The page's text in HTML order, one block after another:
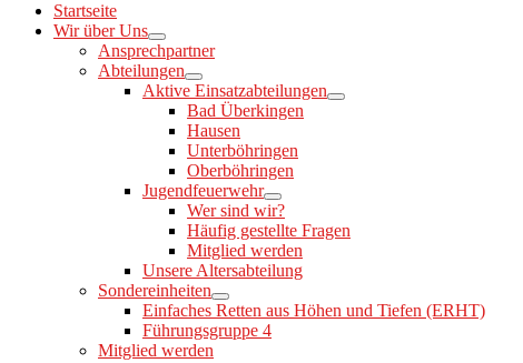
Startseite
Wir über Uns
Ansprechpartner
Abteilungen
Aktive Einsatzabteilungen
Bad Überkingen
Hausen
Unterböhringen
Oberböhringen
Jugendfeuerwehr
Wer sind wir?
Häufig gestellte Fragen
Mitglied werden
Unsere Altersabteilung
Sondereinheiten
Einfaches Retten aus Höhen und Tiefen (ERHT)
Führungsgruppe 4
Mitglied werden